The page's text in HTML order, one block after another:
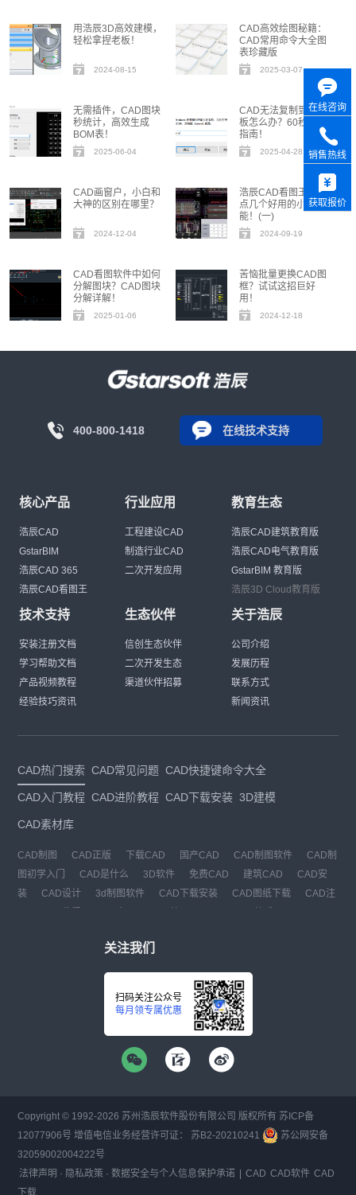
用浩辰3D高效建模，
轻松拿捏老板！
2024-08-15
CAD高效绘图秘籍：
CAD常用命令大全图
表珍藏版
2025-03-07
无需插件，CAD图块
秒统计，高效生成
BOM表！
2025-06-04
CAD无法复制到剪贴
板怎么办？60秒自救
指南！
2025-04-28
CAD画窗户，小白和
大神的区别在哪里？
2024-12-04
浩辰CAD看图王 | 盘
点几个好用的小功
能！(一)
2024-09-19
CAD看图软件中如何
分解图块？CAD图块
分解详解！
2025-01-06
苦恼批量更换CAD图
框？试试这招巨好
用！
2024-12-18
400-800-1418 在线技术支持
核心产品
浩辰CAD
GstarBIM
浩辰CAD 365
浩辰CAD看图王
行业应用
工程建设CAD
制造行业CAD
二次开发应用
教育生态
浩辰CAD建筑教育版
浩辰CAD电气教育版
GstarBIM 教育版
浩辰3D Cloud教育版
技术支持
安装注册文档
学习帮助文档
产品视频教程
经验技巧资讯
生态伙伴
信创生态伙伴
二次开发生态
渠道伙伴招募
关于浩辰
公司介绍
发展历程
联系方式
新闻资讯
CAD热门搜索 CAD常见问题 CAD快捷键命令大全
CAD入门教程 CAD进阶教程 CAD下载安装 3D建模
CAD素材库
CAD制图 CAD正版 下载CAD 国产CAD CAD制图软件
CAD制
图初学入门
CAD是什么 3D软件 免费CAD 建筑CAD
CAD安
装
CAD设计 3d制图软件 CAD下载安装 CAD图纸下载
CAD注
关注我们
扫码关注公众号
每月领专属优惠
Copyright © 1992-2026 苏州浩辰软件股份有限公司 版权所有 苏ICP备
12077906号 增值电信业务经营许可证： 苏B2-20210241
苏公网安备
32059002004222号
法律声明 · 隐私政策 ·数据安全与个人信息保护承诺 CAD CAD软件 CAD
下载
在线咨询
销售热线
获取报价